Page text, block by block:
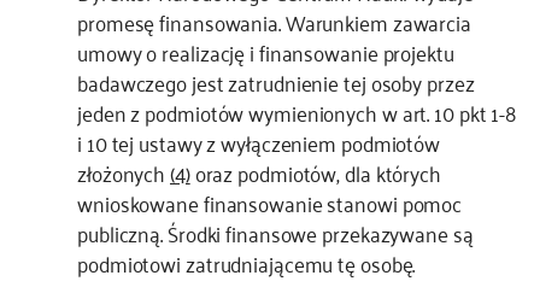
promesę finansowania. Warunkiem zawarcia
umowy o realizację i finansowanie projektu
badawczego jest zatrudnienie tej osoby przez
jeden z podmiotów wymienionych w art. 10 pkt 1-8
i 10 tej ustawy z wyłączeniem podmiotów
złożonych(4)oraz podmiotów, dla których
wnioskowane finansowanie stanowi pomoc
publiczną. Środki finansowe przekazywane są
podmiotowi zatrudniającemu tę osobę.